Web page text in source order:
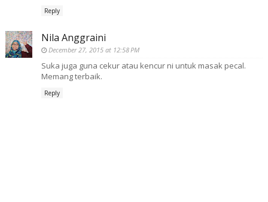
Reply
Nila Anggraini
December 27, 2015 at 12:58 PM
Suka juga guna cekur atau kencur ni untuk masak pecal.
Memang terbaik.
Reply